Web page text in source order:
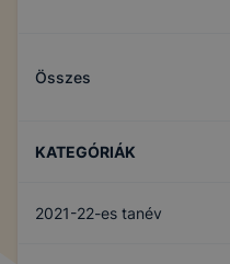
Összes
KATEGÓRIÁK
2021-22-es tanév